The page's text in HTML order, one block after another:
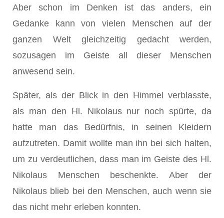
Aber schon im Denken ist das anders, ein
Gedanke kann von vielen Menschen auf der
ganzen Welt gleichzeitig gedacht werden,
sozusagen im Geiste all dieser Menschen
anwesend sein.
Später, als der Blick in den Himmel verblasste,
als man den Hl. Nikolaus nur noch spürte, da
hatte man das Bedürfnis, in seinen Kleidern
aufzutreten. Damit wollte man ihn bei sich halten,
um zu verdeutlichen, dass man im Geiste des Hl.
Nikolaus Menschen beschenkte. Aber der
Nikolaus blieb bei den Menschen, auch wenn sie
das nicht mehr erleben konnten.